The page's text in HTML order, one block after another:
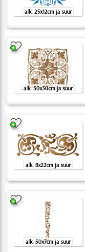
alk. 25x12cm ja suur
alk. 30x30cm ja suur
alk. 8x22cm ja suur
alk. 50x7cm ja suur